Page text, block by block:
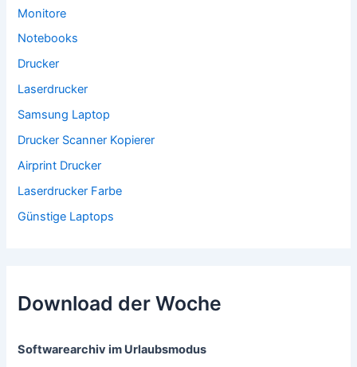
Monitore
Notebooks
Drucker
Laserdrucker
Samsung Laptop
Drucker Scanner Kopierer
Airprint Drucker
Laserdrucker Farbe
Günstige Laptops
Download der Woche
Softwarearchiv im Urlaubsmodus